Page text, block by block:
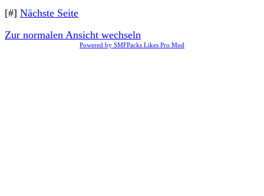
[#] Nächste Seite
Zur normalen Ansicht wechseln
Powered by SMFPacks Likes Pro Mod